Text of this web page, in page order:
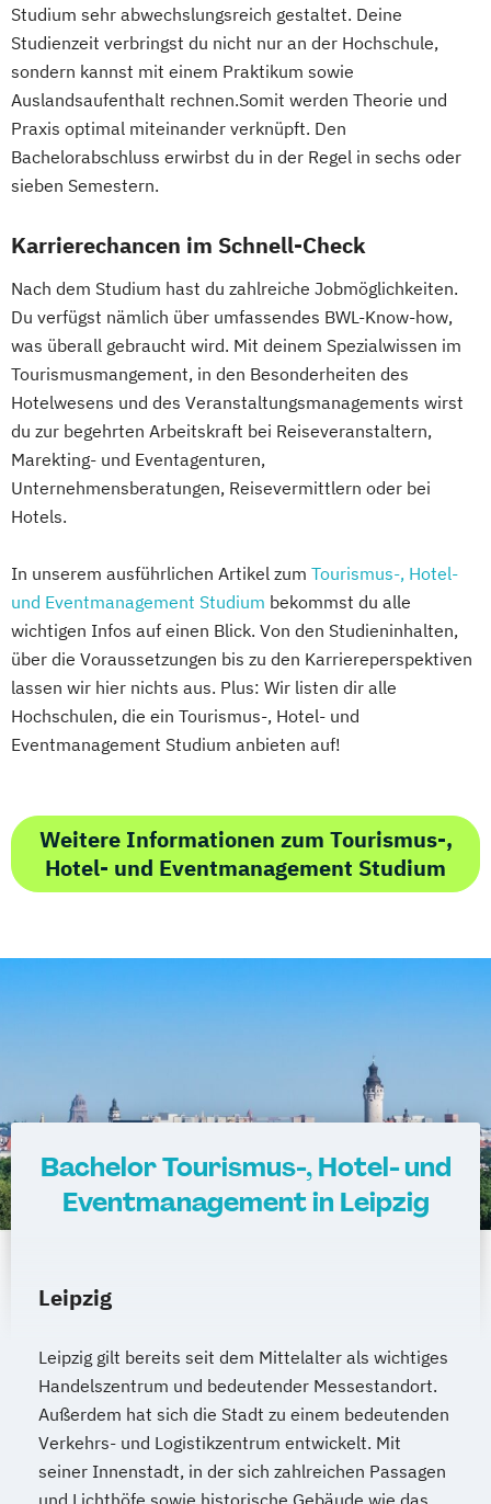
Studium sehr abwechslungsreich gestaltet. Deine
Studienzeit verbringst du nicht nur an der Hochschule,
sondern kannst mit einem Praktikum sowie
Auslandsaufenthalt rechnen.Somit werden Theorie und
Praxis optimal miteinander verknüpft. Den
Bachelorabschluss erwirbst du in der Regel in sechs oder
sieben Semestern.
Karrierechancen im Schnell-Check
Nach dem Studium hast du zahlreiche Jobmöglichkeiten.
Du verfügst nämlich über umfassendes BWL-Know-how,
was überall gebraucht wird. Mit deinem Spezialwissen im
Tourismusmangement, in den Besonderheiten des
Hotelwesens und des Veranstaltungsmanagements wirst
du zur begehrten Arbeitskraft bei Reiseveranstaltern,
Marekting- und Eventagenturen,
Unternehmensberatungen, Reisevermittlern oder bei
Hotels.
In unserem ausführlichen Artikel zum Tourismus-, Hotel-
und Eventmanagement Studium bekommst du alle
wichtigen Infos auf einen Blick. Von den Studieninhalten,
über die Voraussetzungen bis zu den Karriereperspektiven
lassen wir hier nichts aus. Plus: Wir listen dir alle
Hochschulen, die ein Tourismus-, Hotel- und
Eventmanagement Studium anbieten auf!
Weitere Informationen zum Tourismus-,
Hotel- und Eventmanagement Studium
Bachelor Tourismus-, Hotel- und
Eventmanagement in Leipzig
Leipzig
Leipzig gilt bereits seit dem Mittelalter als wichtiges
Handelszentrum und bedeutender Messestandort.
Außerdem hat sich die Stadt zu einem bedeutenden
Verkehrs- und Logistikzentrum entwickelt. Mit
seiner Innenstadt, in der sich zahlreichen Passagen
und Lichthöfe sowie historische Gebäude wie das